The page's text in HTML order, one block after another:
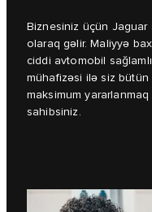
Biznesiniz üçün
olaraq gəlir. Maliyyə
ciddi avtomobil
mühafizəsi ilə siz
maksimum
sahibsiniz.